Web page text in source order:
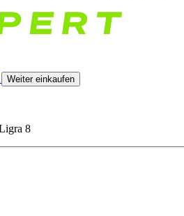
Weiter einkaufen
8